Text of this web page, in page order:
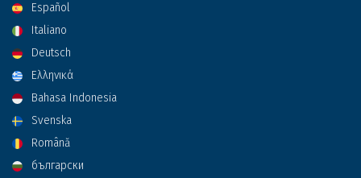
Español
Italiano
Deutsch
Ελληνικά
Bahasa Indonesia
Svenska
Română
български